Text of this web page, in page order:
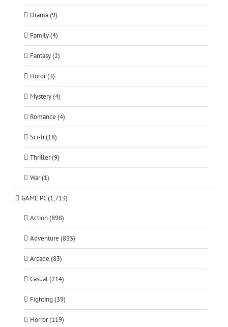
Drama (9)
Family (4)
Fantasy (2)
Horor (3)
Mystery (4)
Romance (4)
Sci-fi (18)
Thriller (9)
War (1)
GAME PC (1,713)
Action (898)
Adventure (833)
Arcade (83)
Casual (214)
Fighting (39)
Horror (119)